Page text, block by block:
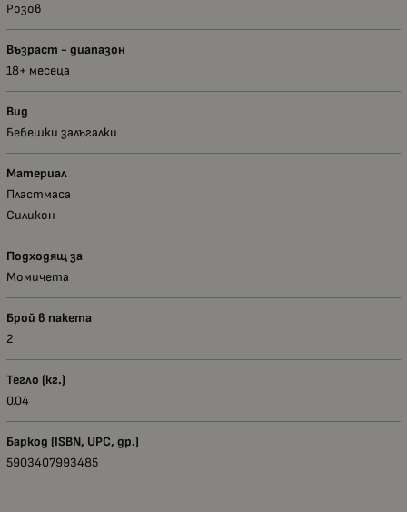
Розов
Възраст - диапазон
18+ месеца
Вид
Бебешки залъгалки
Материал
Пластмаса
Силикон
Подходящ за
Момичета
Брой в пакета
2
Тегло (кг.)
0.04
Баркод (ISBN, UPC, др.)
5903407993485